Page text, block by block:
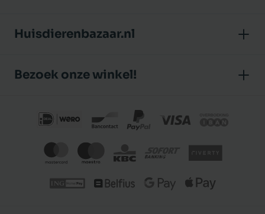
Huisdierenbazaar.nl
Klantbeoordelingen
Privacybeleid
Bezoek onze winkel!
J.P. Poelstraat 8
Nederland